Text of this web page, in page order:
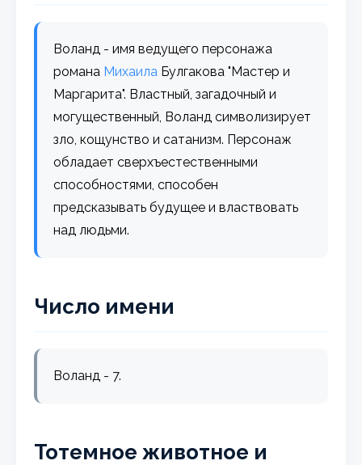
Воланд - имя ведущего персонажа
романа Михаила Булгакова "Мастер и
Маргарита". Властный, загадочный и
могущественный, Воланд символизирует
зло, кощунство и сатанизм. Персонаж
обладает сверхъестественными
способностями, способен
предсказывать будущее и властвовать
над людьми.
Число имени
Воланд - 7.
Тотемное животное и